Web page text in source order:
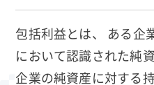
包括利益とは、 ある企
において認識された純
企業の純資産に対する